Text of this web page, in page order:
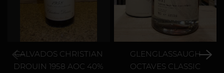
CALVADOS CHRISTIAN
DROUIN 1958 AOC 40%
GLENGLASSAUGH
OCTAVES CLASSIC